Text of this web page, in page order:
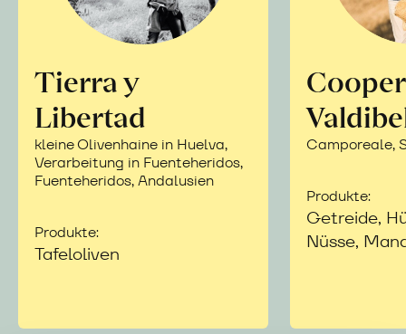
Tierra y
Libertad
kleine Olivenhaine in Huelva,
Verarbeitung in Fuenteheridos,
Fuenteheridos, Andalusien
Produkte:
Tafeloliven
Camporeale,
Produkte:
Getreide,
Nüsse,